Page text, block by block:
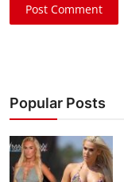
Post Comment
Popular Posts